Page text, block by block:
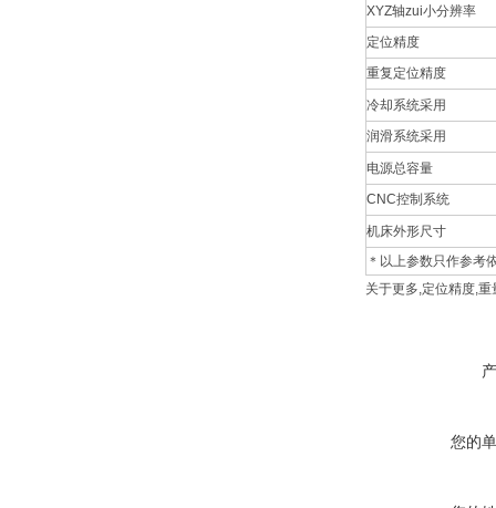
XYZ轴zui小分辨率
定位精度
重复定位精度
冷却系统采用
润滑系统采用
电源总容量
CNC控制系统
机床外形尺寸
＊以上参数只作参考
关于更多,定位精度,重
您的